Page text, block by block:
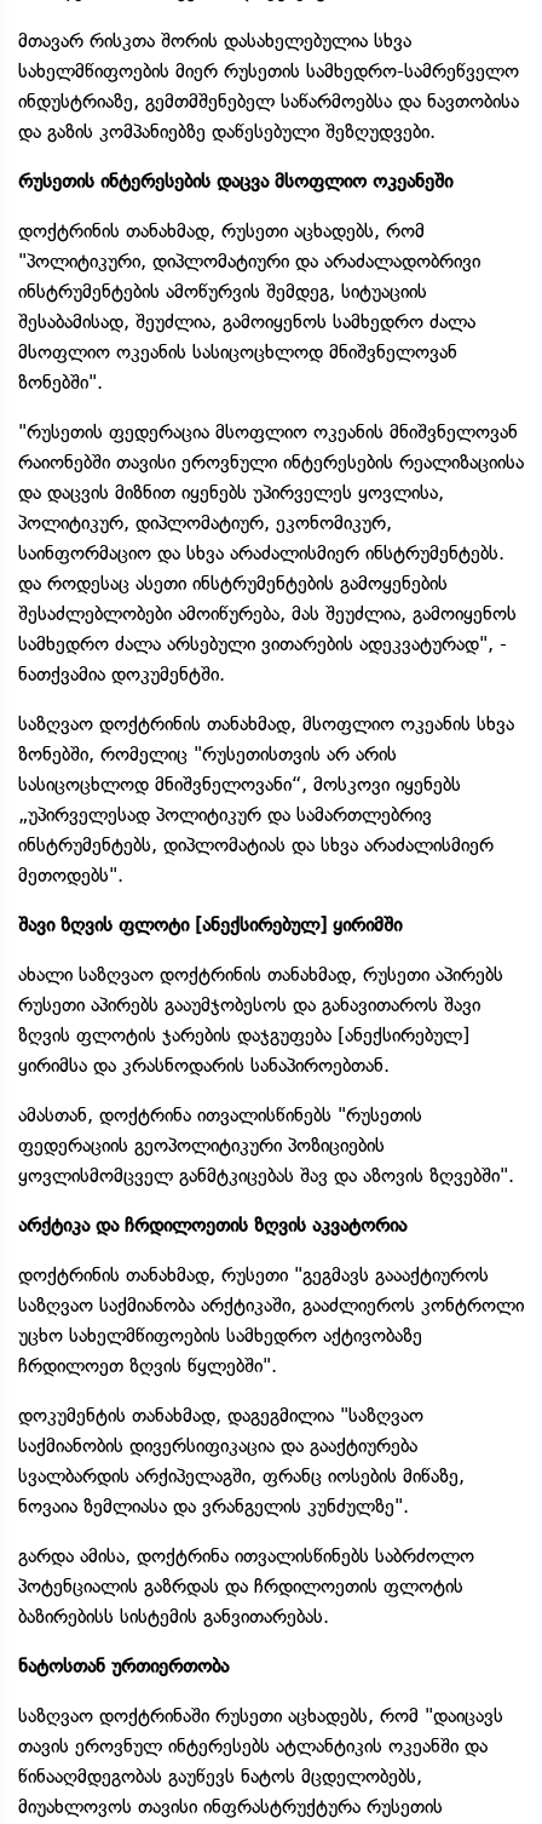
მთავარ რისკთა შორის დასახელებულია სხვა
სახელმწიფოების მიერ რუსეთის სამხედრო-სამრეწველო
ინდუსტრიაზე, გემთმშენებელ საწარმოებსა და ნავთობისა
და გაზის კომპანიებზე დაწესებული შეზღუდვები.
რუსეთის ინტერესების დაცვა მსოფლიო ოკეანეში
დოქტრინის თანახმად, რუსეთი აცხადებს, რომ
"პოლიტიკური, დიპლომატიური და არაძალადობრივი
ინსტრუმენტების ამოწურვის შემდეგ, სიტუაციის
შესაბამისად, შეუძლია, გამოიყენოს სამხედრო ძალა
მსოფლიო ოკეანის სასიცოცხლოდ მნიშვნელოვან
ზონებში".
"რუსეთის ფედერაცია მსოფლიო ოკეანის მნიშვნელოვან
რაიონებში თავისი ეროვნული ინტერესების რეალიზაციისა
და დაცვის მიზნით იყენებს უპირველეს ყოვლისა,
პოლიტიკურ, დიპლომატიურ, ეკონომიკურ,
საინფორმაციო და სხვა არაძალისმიერ ინსტრუმენტებს.
და როდესაც ასეთი ინსტრუმენტების გამოყენების
შესაძლებლობები ამოიწურება, მას შეუძლია, გამოიყენოს
სამხედრო ძალა არსებული ვითარების ადეკვატურად", -
ნათქვამია დოკუმენტში.
საზღვაო დოქტრინის თანახმად, მსოფლიო ოკეანის სხვა
ზონებში, რომელიც "რუსეთისთვის არ არის
სასიცოცხლოდ მნიშვნელოვანი“, მოსკოვი იყენებს
„უპირველესად პოლიტიკურ და სამართლებრივ
ინსტრუმენტებს, დიპლომატიას და სხვა არაძალისმიერ
მეთოდებს".
შავი ზღვის ფლოტი [ანექსირებულ] ყირიმში
ახალი საზღვაო დოქტრინის თანახმად, რუსეთი აპირებს
რუსეთი აპირებს გააუმჯობესოს და განავითაროს შავი
ზღვის ფლოტის ჯარების დაჯგუფება [ანექსირებულ]
ყირიმსა და კრასნოდარის სანაპიროებთან.
ამასთან, დოქტრინა ითვალისწინებს "რუსეთის
ფედერაციის გეოპოლიტიკური პოზიციების
ყოვლისმომცველ განმტკიცებას შავ და აზოვის ზღვებში".
არქტიკა და ჩრდილოეთის ზღვის აკვატორია
დოქტრინის თანახმად, რუსეთი "გეგმავს გაააქტიუროს
საზღვაო საქმიანობა არქტიკაში, გააძლიეროს კონტროლი
უცხო სახელმწიფოების სამხედრო აქტივობაზე
ჩრდილოეთ ზღვის წყლებში".
დოკუმენტის თანახმად, დაგეგმილია "საზღვაო
საქმიანობის დივერსიფიკაცია და გააქტიურება
სვალბარდის არქიპელაგში, ფრანც იოსების მიწაზე,
ნოვაია ზემლიასა და ვრანგელის კუნძულზე".
გარდა ამისა, დოქტრინა ითვალისწინებს საბრძოლო
პოტენციალის გაზრდას და ჩრდილოეთის ფლოტის
ბაზირებისს სისტემის განვითარებას.
ნატოსთან ურთიერთობა
საზღვაო დოქტრინაში რუსეთი აცხადებს, რომ "დაიცავს
თავის ეროვნულ ინტერესებს ატლანტიკის ოკეანში და
წინააღმდეგობას გაუწევს ნატოს მცდელობებს,
მიუახლოვოს თავისი ინფრასტრუქტურა რუსეთის